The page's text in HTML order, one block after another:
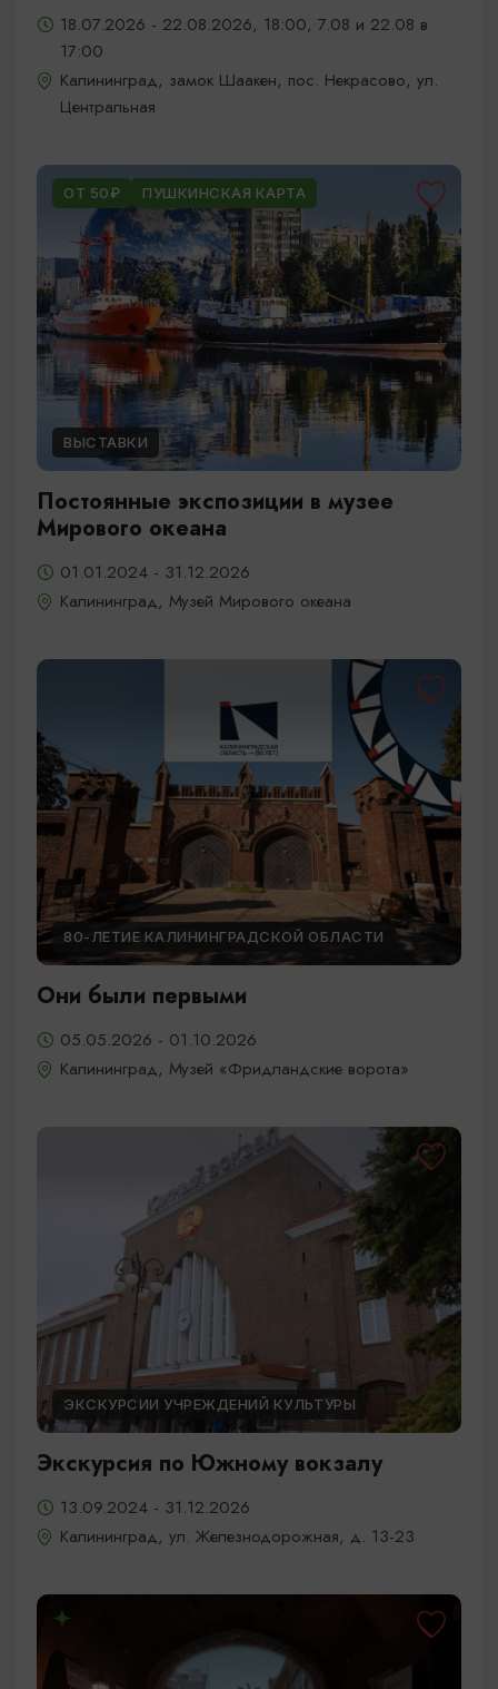
18.07.2026 - 22.08.2026, 18:00, 7.08 и 22.08 в
17:00
Калининград, замок Шаакен, пос. Некрасово, ул.
Центральная
ОТ 50₽ ПУШКИНСКАЯ КАРТА
ВЫСТАВКИ
Постоянные экспозиции в музее
Мирового океана
01.01.2024 - 31.12.2026
Калининград, Музей Мирового океана
80-ЛЕТИЕ КАЛИНИНГРАДСКОЙ ОБЛАСТИ
Они были первыми
05.05.2026 - 01.10.2026
Калининград, Музей «Фридландские ворота»
ЭКСКУРСИИ УЧРЕЖДЕНИЙ КУЛЬТУРЫ
Экскурсия по Южному вокзалу
13.09.2024 - 31.12.2026
Калининград, ул. Железнодорожная, д. 13-23